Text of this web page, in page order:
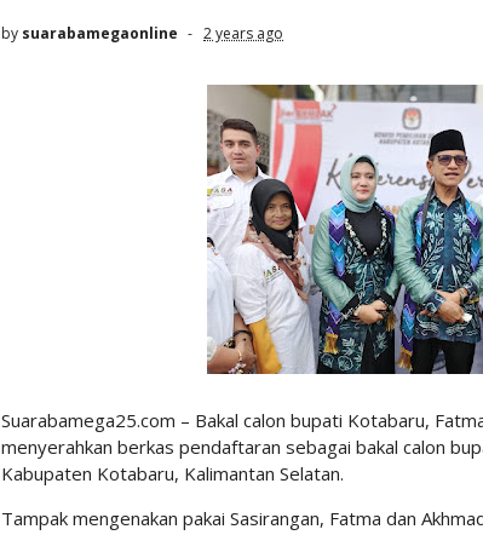
by suarabamegaonline 2 years ago
Suarabamega25.com – Bakal calon bupati Kotabaru,
menyerahkan berkas pendaftaran sebagai bakal calon
Kabupaten Kotabaru, Kalimantan Selatan.
Tampak mengenakan pakai Sasirangan, Fatma dan